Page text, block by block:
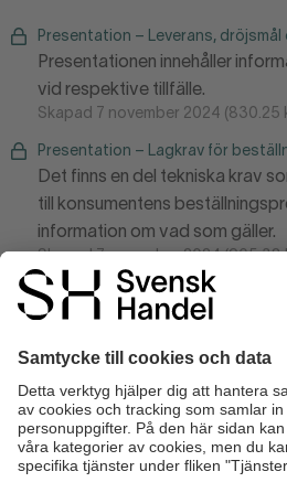
Presentation – Leverans, dröjsmål
Presentationen innehåller
vid respektive tillfälle.
Skapad 7 november 2024 (830.25
Presentation – Lagkrav för
Det finns en del tekniska krav
till konsumentens
information om vad som gäller.
Skapad 7 november 2024 (965.38
Presentation – Marknadsföring
Presentationen innehåller en
marknadsföring och
Skapad 7 november 2024 (1.26 mb)
Presentation – Ångerrätt,
Presentationen innehåller